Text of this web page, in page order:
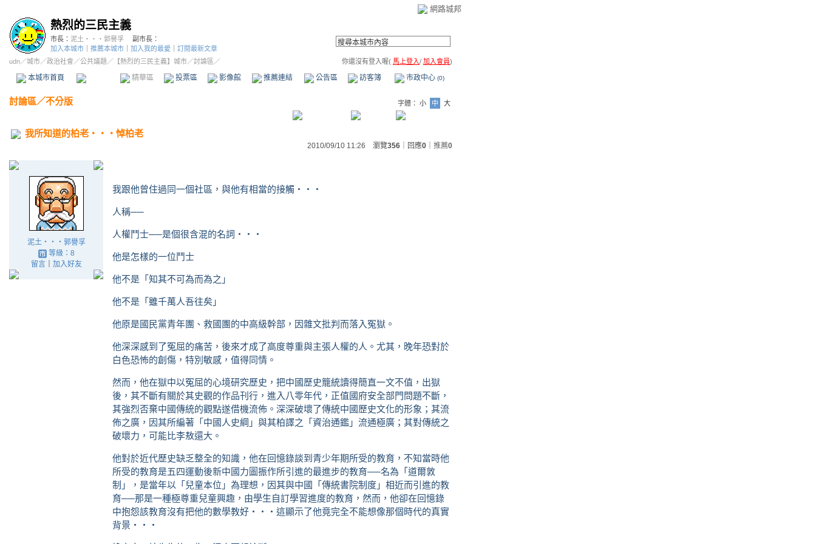
網路城邦
熱烈的三民主義
市長： 泥土‧‧‧郭譽孚
副市長：
加入本城市
推薦本城市 加入我的最愛
訂閱最新文章
udn／城市／政治社會 ／公共議題 ／ 【熱烈的三民主義】城市／討論區／ 你還沒有登入喔( 馬上登入/ 加入會員)
本城市首頁 精華區 投票區 影像館 推薦連結 公告區 訪客簿 市政中心 (0)
討論區／不分版 字體： 小 中 大
我所知道的柏老‧‧‧悼柏老
2010/09/10 11:26 瀏覽356 ｜回應0 推薦0
泥土‧‧‧郭譽孚
等級：8
留言｜ 加入好友
我跟他曾住過同一個社區，與他有相當的接觸‧‧‧
人稱──
人權鬥士──是個很含混的名詞‧‧‧
他是怎樣的一位鬥士
他不是「知其不可為而為之」
他不是「雖千萬人吾往矣」
他原是國民黨青年團、救國團的中高級幹部，因雜文批判而落入冤獄。
他深深感到了冤屈的痛苦，後來才成了高度尊重與主張人權的人。尤其，晚年恐對於
白色恐怖的創傷，特別敏感，值得同情。
然而，他在獄中以冤屈的心境研究歷史，把中國歷史籠統讀得簡直一文不值，出獄
後，其不斷有關於其史觀的作品刊行，進入八零年代，正值國府安全部門問題不斷，
其強烈否棄中國傳統的觀點遂借機流佈。深深破壞了傳統中國歷史文化的形象；其流
佈之廣，因其所編著「中國人史綱」與其柏譯之「資治通鑑」流通極廣；其對傳統之
破壞力，可能比李敖還大。
他對於近代歷史缺乏整全的知識，他在回憶錄談到青少年期所受的教育，不知當時他
所受的教育是五四運動後新中國力圖振作所引進的最進步的教育──名為「道爾敦
制」，是當年以「兒童本位」為理想，因其與中國「傳統書院制度」相近而引進的教
育──那是一種極尊重兒童興趣，由學生自訂學習進度的教育，然而，他卻在回憶錄
中抱怨該教育沒有把他的數學教好‧‧‧這顯示了他竟完全不能想像那個時代的真實
背景‧‧‧